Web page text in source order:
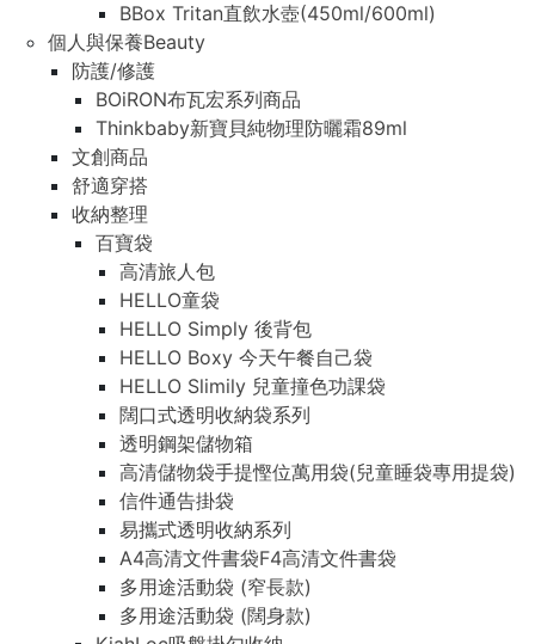
BBox Tritan直飲水壺(450ml/600ml)
個人與保養Beauty
防護/修護
BOiRON布瓦宏系列商品
Thinkbaby新寶貝純物理防曬霜89ml
文創商品
舒適穿搭
收納整理
百寶袋
高清旅人包
HELLO童袋
HELLO Simply 後背包
HELLO Boxy 今天午餐自己袋
HELLO Slimily 兒童撞色功課袋
闊口式透明收納袋系列
透明鋼架儲物箱
高清儲物袋手提慳位萬用袋(兒童睡袋專用提袋)
信件通告掛袋
易攜式透明收納系列
A4高清文件書袋F4高清文件書袋
多用途活動袋 (窄長款)
多用途活動袋 (闊身款)